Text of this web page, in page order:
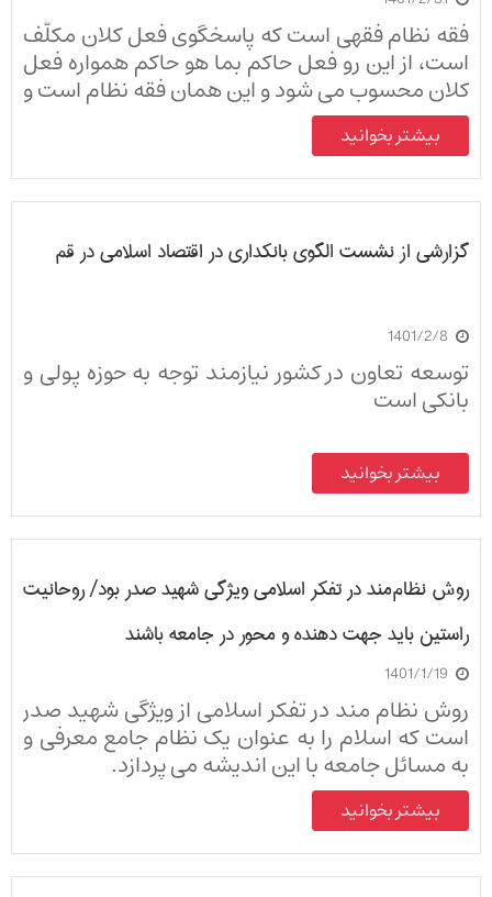
فقه نظام فقهی است که پاسخگوی فعل کلان مکلّف
است، از این رو فعل حاکم بما هو حاکم همواره فعل
کلان محسوب می شود و این همان فقه نظام است و
تفاوت عمده‌اش با فقه رایج در همین موضوع است.
بیشتر بخوانید
گزارشی از نشست الگوی بانکداری در اقتصاد اسلامی در قم
1401/2/8
توسعه تعاون در کشور نیازمند توجه به حوزه پولی و
بانکی است
بیشتر بخوانید
روش نظام‌مند در تفکر اسلامی ویژگی شهید صدر بود/ روحانیت
راستین باید جهت دهنده و محور در جامعه باشند
1401/1/19
روش نظام مند در تفکر اسلامی از ویژگی شهید صدر
است که اسلام را به عنوان یک نظام جامع معرفی و
به مسائل جامعه با این اندیشه می پردازد.
بیشتر بخوانید